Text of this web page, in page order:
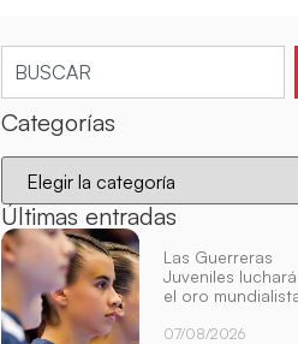
Categorías
Últimas entradas
Las Guerreras
Juveniles
el oro
07/08/2026